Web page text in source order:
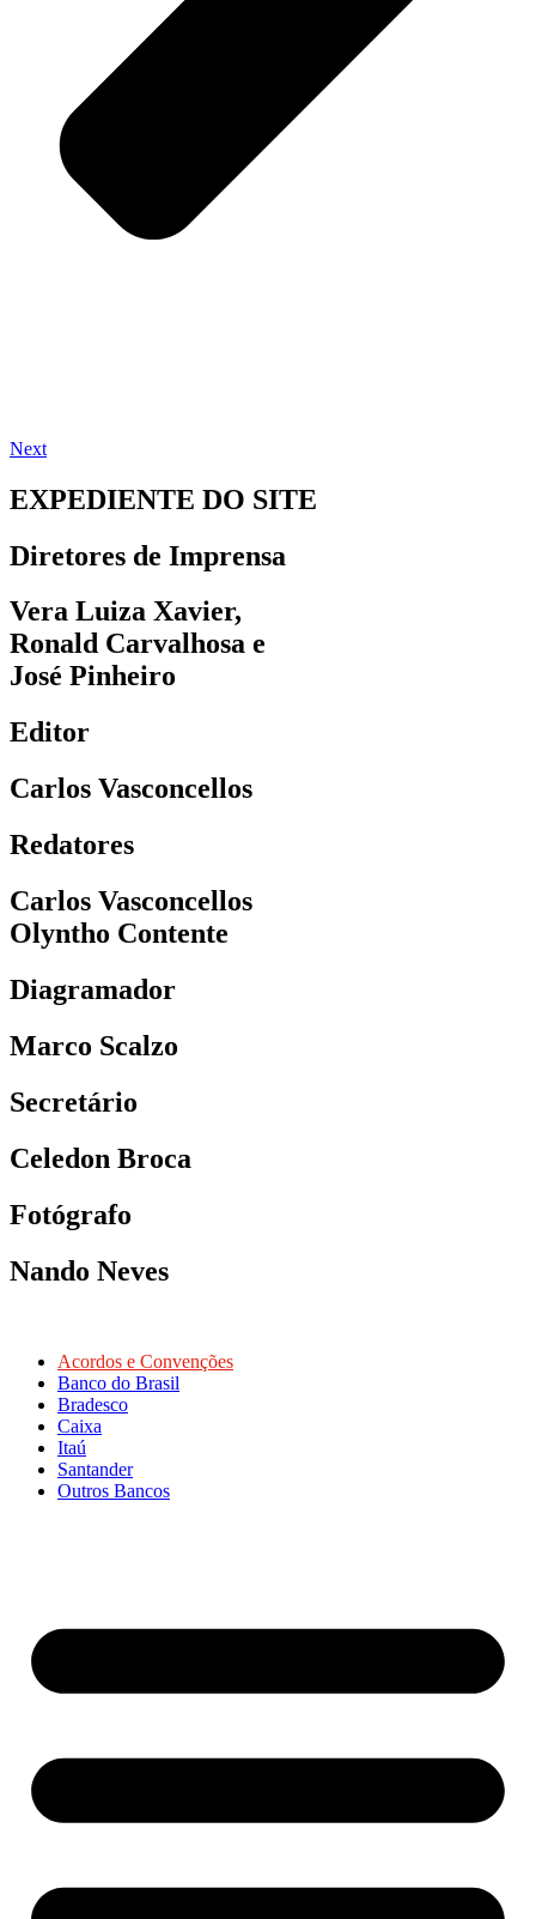
Next
EXPEDIENTE DO SITE
Diretores de Imprensa
Vera Luiza Xavier,
Ronald Carvalhosa e
José Pinheiro
Editor
Carlos Vasconcellos
Redatores
Carlos Vasconcellos
Olyntho Contente
Diagramador
Marco Scalzo
Secretário
Celedon Broca
Fotógrafo
Nando Neves
Acordos e Convenções
Banco do Brasil
Bradesco
Caixa
Itaú
Santander
Outros Bancos